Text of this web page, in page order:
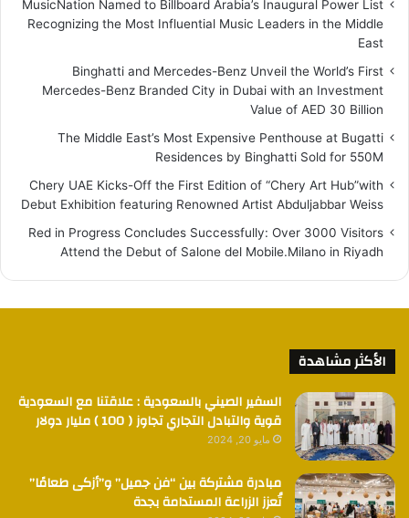
MusicNation Named to Billboard Arabia’s Inaugural Power List
Recognizing the Most Influential Music Leaders in the Middle
East
Binghatti and Mercedes-Benz Unveil the World’s First
Mercedes-Benz Branded City in Dubai with an Investment
Value of AED 30 Billion
The Middle East’s Most Expensive Penthouse at Bugatti
Residences by Binghatti Sold for 550M
Chery UAE Kicks-Off the First Edition of “Chery Art Hub”with
Debut Exhibition featuring Renowned Artist Abduljabbar Weiss
Red in Progress Concludes Successfully: Over 3000 Visitors
Attend the Debut of Salone del Mobile.Milano in Riyadh
الأكثر مشاهدة
السفير الصيني بالسعودية : علاقتنا مع السعودية
قوية والتبادل التجاري تجاوز ( 100 ) مليار دولار
مايو 20, 2024
مبادرة مشتركة بين “فن جميل” و”أزكى طعامًا”
تُعزز الزراعة المستدامة بجدة